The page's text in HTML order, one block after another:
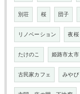
別荘 桜 団子
リノベーション 夜桜
たけのこ 姫路市太市
古民家カフェ みやび